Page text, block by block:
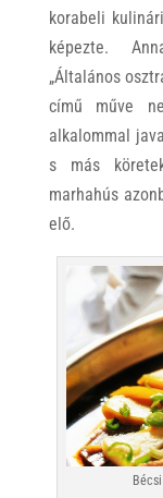
korabeli
képezte.
„Általános
című műve
alkalommal
s más
marhahús
elő.